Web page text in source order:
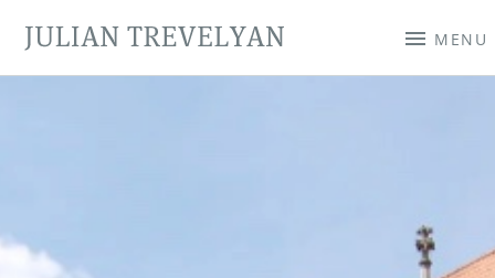
JULIAN TREVELYAN MENU